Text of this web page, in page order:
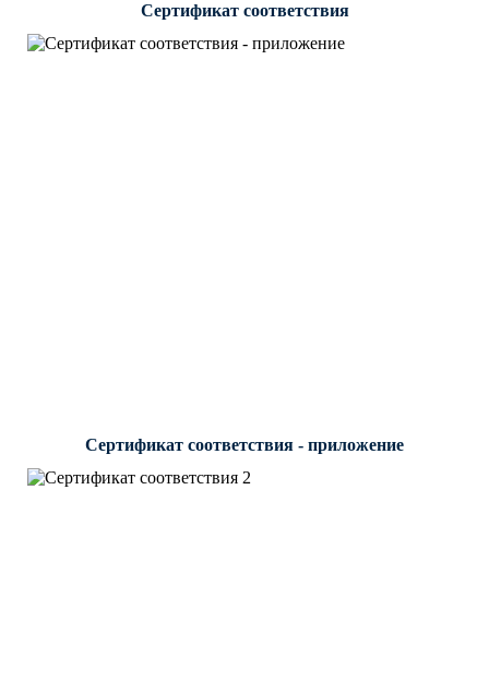
Сертификат соответствия
Сертификат соответствия - приложение